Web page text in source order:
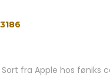
fra Apple hos føniks